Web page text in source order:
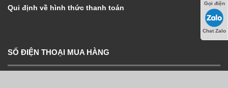
Qui định về hình thức thanh toán
SỐ ĐIỆN THOẠI MUA HÀNG
Gọi điện
Chat Zalo